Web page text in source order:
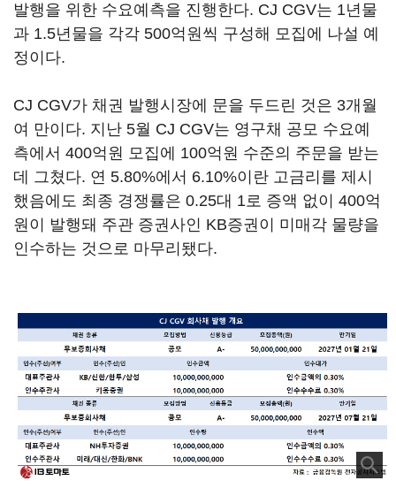
발행을 위한 수요예측을 진행한다. CJ CGV는 1년물
과 1.5년물을 각각 500억원씩 구성해 모집에 나설 예
정이다.
CJ CGV가 채권 발행시장에 문을 두드린 것은 3개월
여 만이다. 지난 5월 CJ CGV는 영구채 공모 수요예
측에서 400억원 모집에 100억원 수준의 주문을 받는
데 그쳤다. 연 5.80%에서 6.10%이란 고금리를 제시
했음에도 최종 경쟁률은 0.25대 1로 증액 없이 400억
원이 발행돼 주관 증권사인 KB증권이 미매각 물량을
인수하는 것으로 마무리됐다.